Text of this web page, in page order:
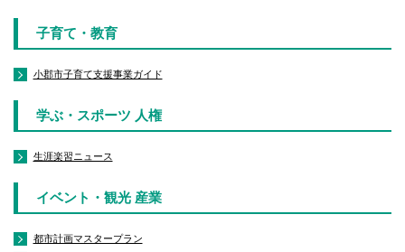
子育て・教育
小郡市子育て支援事業ガイド
学ぶ・スポーツ 人権
生涯楽習ニュース
イベント・観光 産業
都市計画マスタープラン